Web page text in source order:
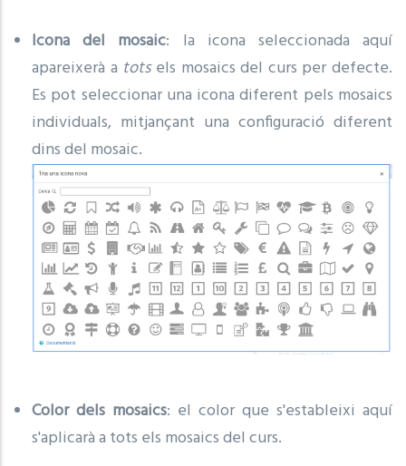
Icona del mosaic: la icona seleccionada aquí
apareixerà a totsels mosaics del curs per defecte.
Es pot seleccionar una icona diferent pels mosaics
individuals, mitjançant una configuració diferent
dins del mosaic.
Color dels mosaics: el color que s'estableixi aquí
s'aplicarà a tots els mosaics del curs.